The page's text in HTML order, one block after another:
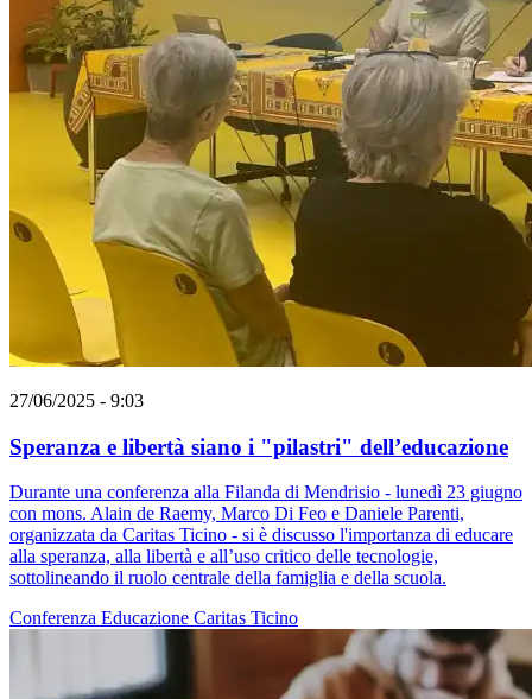
27/06/2025 - 9:03
Speranza e libertà siano i "pilastri" dell’educazione
Durante una conferenza alla Filanda di Mendrisio - lunedì 23 giugno
con mons. Alain de Raemy, Marco Di Feo e Daniele Parenti,
organizzata da Caritas Ticino - si è discusso l'importanza di educare
alla speranza, alla libertà e all’uso critico delle tecnologie,
sottolineando il ruolo centrale della famiglia e della scuola.
Conferenza Educazione Caritas Ticino